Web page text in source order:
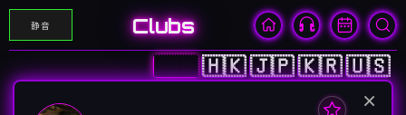
静音 Clubs
🇨🇳🇭🇰🇯🇵🇰🇷🇺🇸
×